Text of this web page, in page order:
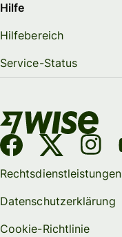
Hilfe
Hilfebereich
Service-Status
Rechtsdienstleistungen
Datenschutzerklärung
Cookie-Richtlinie